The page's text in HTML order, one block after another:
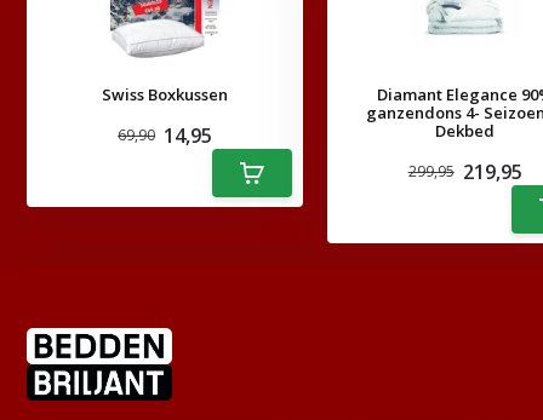
Swiss Boxkussen
69,90 14,95
Diamant Elegance
ganzendons 4-
Dekbed
299,95 219,95